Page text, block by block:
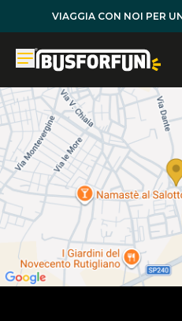
VIAGGIA CON NOI PER